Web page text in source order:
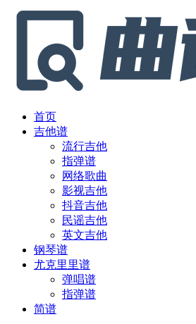
首页
吉他谱
流行吉他
指弹谱
网络歌曲
影视吉他
抖音吉他
民谣吉他
英文吉他
钢琴谱
尤克里里谱
弹唱谱
指弹谱
简谱